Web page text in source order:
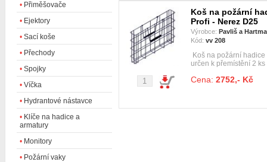
• Přiměšovače
• Ejektory
• Sací koše
• Přechody
• Spojky
• Víčka
• Hydrantové nástavce
• Klíče na hadice a
armatury
• Monitory
• Požární vaky
Koš na požární
Profi - Nerez D25
Výrobce: Pavliš a
Kód: vv 208
Koš na požární
určen k přemístění 2 ks
Cena: 2752,- Kč